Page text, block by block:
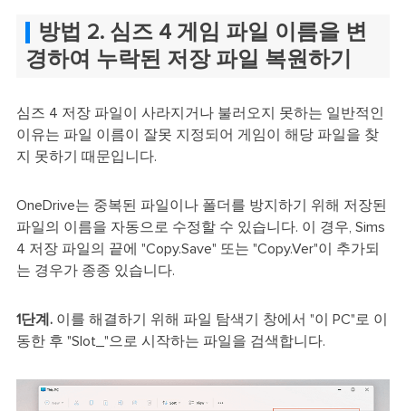
방법 2. 심즈 4 게임 파일 이름을 변
경하여 누락된 저장 파일 복원하기
심즈 4 저장 파일이 사라지거나 불러오지 못하는 일반적인
이유는 파일 이름이 잘못 지정되어 게임이 해당 파일을 찾
지 못하기 때문입니다.
OneDrive는 중복된 파일이나 폴더를 방지하기 위해 저장된
파일의 이름을 자동으로 수정할 수 있습니다. 이 경우, Sims
4 저장 파일의 끝에 "Copy.Save" 또는 "Copy.Ver"이 추가되
는 경우가 종종 있습니다.
1단계.이를 해결하기 위해 파일 탐색기 창에서 "이 PC"로 이
동한 후 "Slot_"으로 시작하는 파일을 검색합니다.